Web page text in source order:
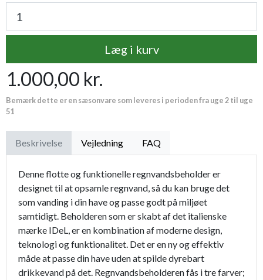
Plantetorvets grønne vandingspose 75 liter
Premium læder handske Flutter
Proffesionel vandingspose 100 liter 149,95 kr.
Læg i kurv
1.000,00 kr.
Bemærk dette er en sæsonvare som leveres i perioden fra uge 2 til uge
51
Beskrivelse Vejledning FAQ
Denne flotte og funktionelle regnvandsbeholder er
designet til at opsamle regnvand, så du kan bruge det
som vanding i din have og passe godt på miljøet
samtidigt. Beholderen som er skabt af det italienske
mærke IDeL, er en kombination af moderne design,
teknologi og funktionalitet. Det er en ny og effektiv
måde at passe din have uden at spilde dyrebart
drikkevand på det. Regnvandsbeholderen fås i tre farver;